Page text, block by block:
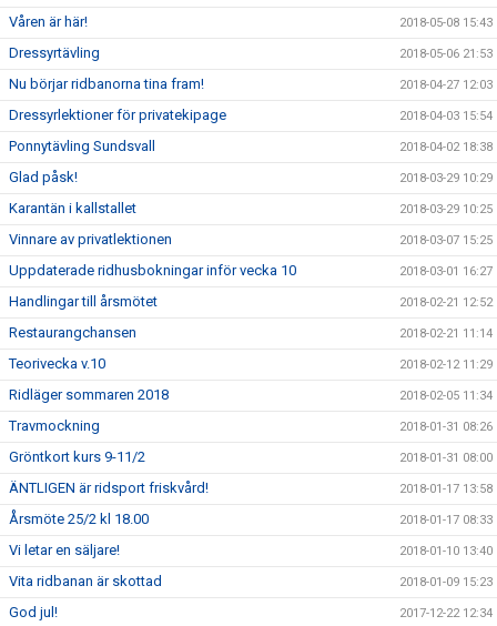
Våren är här! 2018-05-08 15:43
Dressyrtävling 2018-05-06 21:53
Nu börjar ridbanorna tina fram! 2018-04-27 12:03
Dressyrlektioner för privatekipage 2018-04-03 15:54
Ponnytävling Sundsvall 2018-04-02 18:38
Glad påsk! 2018-03-29 10:29
Karantän i kallstallet 2018-03-29 10:25
Vinnare av privatlektionen 2018-03-07 15:25
Uppdaterade ridhusbokningar inför vecka 10 2018-03-01 16:27
Handlingar till årsmötet 2018-02-21 12:52
Restaurangchansen 2018-02-21 11:14
Teorivecka v.10 2018-02-12 11:29
Ridläger sommaren 2018 2018-02-05 11:34
Travmockning 2018-01-31 08:26
Gröntkort kurs 9-11/2 2018-01-31 08:00
ÄNTLIGEN är ridsport friskvård! 2018-01-17 13:58
Årsmöte 25/2 kl 18.00 2018-01-17 08:33
Vi letar en säljare! 2018-01-10 13:40
Vita ridbanan är skottad 2018-01-09 15:23
God jul! 2017-12-22 12:34